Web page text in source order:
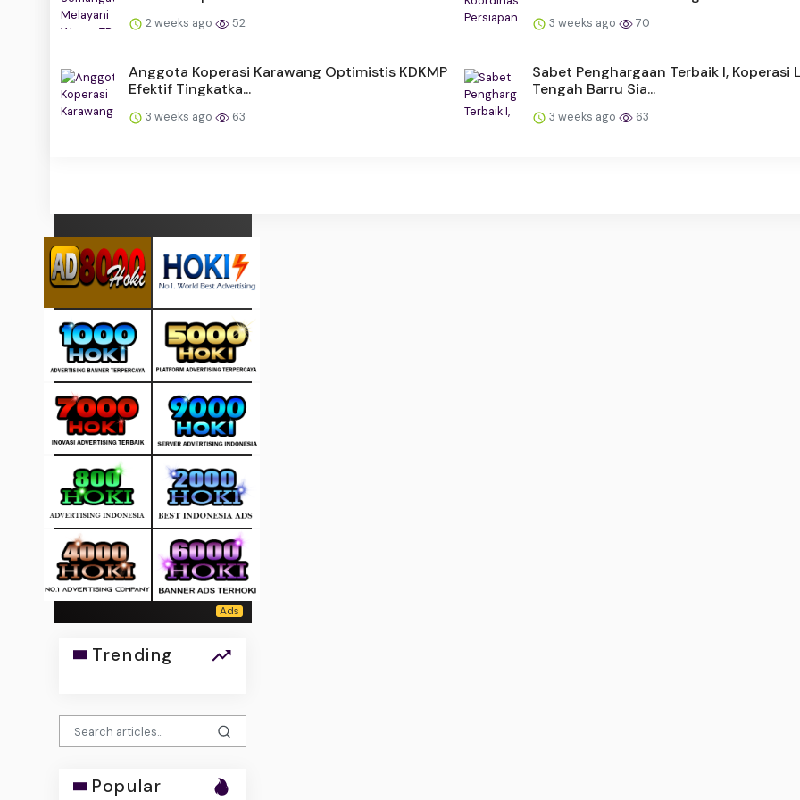
2 weeks ago 52 3 weeks ago 70
Anggota Koperasi Karawang Optimistis KDKMP
Efektif Tingkatka...
3 weeks ago 63
Sabet Penghargaan Terbaik I, Koperasi
Tengah Barru Sia...
3 weeks ago 63
Trending
Popular